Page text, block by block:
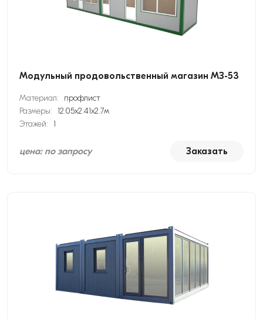
Модульный продовольственный магазин МЗ-53
Материал:
профлист
Размеры:
12.05х2.41х2.7м
Этажей:
1
цена: по запросу Заказать